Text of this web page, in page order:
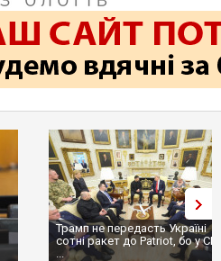
Трамп не передасть Україні
сотні ракет до Patriot, бо у
...